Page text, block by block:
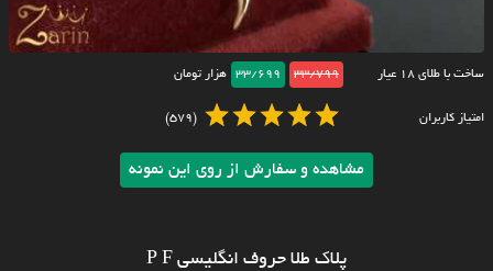
ساخت با طلای ۱۸ عیار 33/799
33/699 هزار تومان
امتیاز کاربران (579)
مشاهده و سفارش از روی این نمونه
پلاک طلا حروف انگلیسی P F